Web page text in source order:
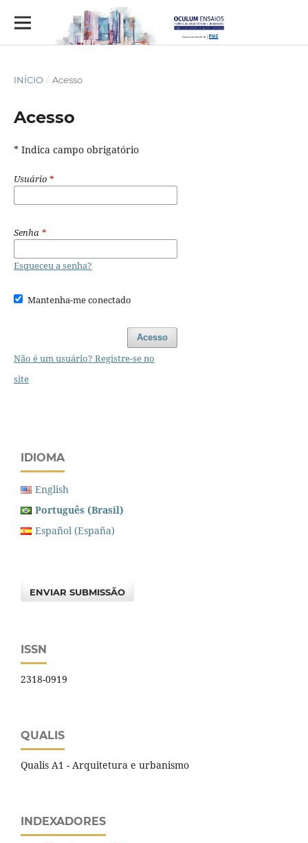
INÍCIO / Acesso
Acesso
* Indica campo obrigatório
Usuário *
Senha *
Esqueceu a senha?
Mantenha-me conectado
Acesso
Não é um usuário? Registre-se no
site
IDIOMA
English
Português (Brasil)
Español (España)
ENVIAR SUBMISSÃO
ISSN
2318-0919
QUALIS
Qualis A1 - Arquitetura e urbanismo
INDEXADORES